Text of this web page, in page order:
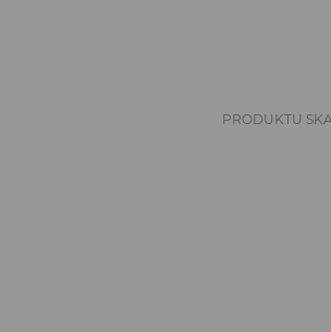
PRODUKTU